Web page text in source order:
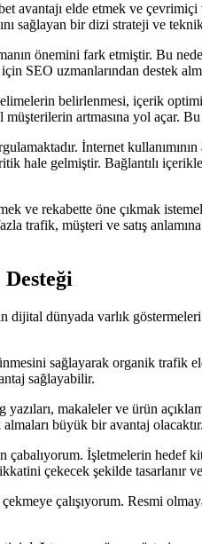
elde etmek ve
sağlayan bir dizi strateji ve
önemini fark etmiştir. Bu
SEO uzmanlarından destek
belirlenmesi, içerik
artmasına yol açar.
İnternet
hale gelmiştir. Bağlantılı
ve rekabette öne çıkmak
trafik, müşteri ve satış
dünyada varlık
sağlayarak organik trafik
sağlayabilir.
makaleler ve ürün
büyük bir avantaj olacaktır.
İşletmelerin
çekecek şekilde tasarlanır
çalışıyorum. Resmi